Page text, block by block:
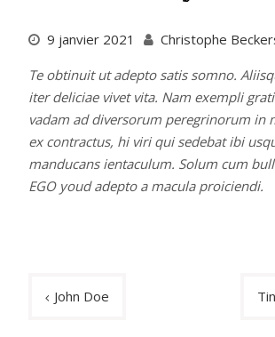
9 janvier 2021
Christophe
Te obtinuit ut adepto satis somno.
iter deliciae vivet vita. Nam exempli
vadam ad diversorum peregrinorum in
ex contractus, hi viri qui sedebat ibi
manducans ientaculum. Solum cum
EGO youd adepto a macula proiciendi.
John Doe